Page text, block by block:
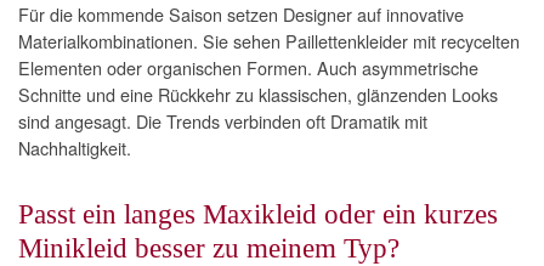
Für die kommende Saison setzen Designer auf innovative
Materialkombinationen. Sie sehen Paillettenkleider mit recycelten
Elementen oder organischen Formen. Auch asymmetrische
Schnitte und eine Rückkehr zu klassischen, glänzenden Looks
sind angesagt. Die Trends verbinden oft Dramatik mit
Nachhaltigkeit.
Passt ein langes Maxikleid oder ein kurzes
Minikleid besser zu meinem Typ?